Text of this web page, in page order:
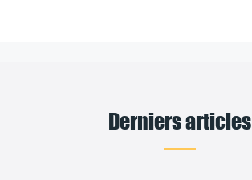
Derniers articles